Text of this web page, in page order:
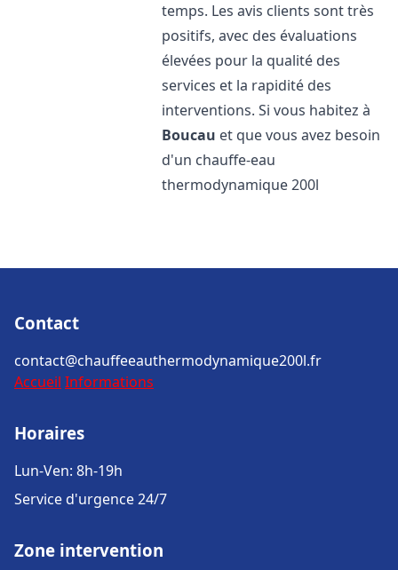
temps. Les avis clients sont très
positifs, avec des évaluations
élevées pour la qualité des
services et la rapidité des
interventions. Si vous habitez à
Boucau et que vous avez besoin
d'un chauffe-eau
thermodynamique 200l
Contact
contact@chauffeeauthermodynamique200l.fr
Accueil Informations
Horaires
Lun-Ven: 8h-19h
Service d'urgence 24/7
Zone intervention